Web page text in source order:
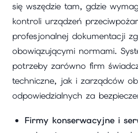
się wszędzie tam, gdzie
kontroli urządzeń
profesjonalnej dokumentacji
obowiązującymi normami.
potrzeby zarówno firm
techniczne, jak i zarządców
odpowiedzialnych za
Firmy konserwacyjne i